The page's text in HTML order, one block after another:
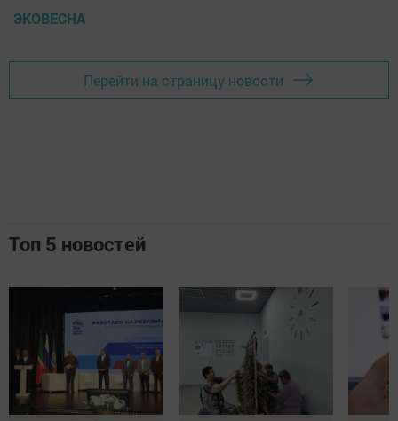
ЭКОВЕСНА
Перейти на страницу новости
Топ 5 новостей